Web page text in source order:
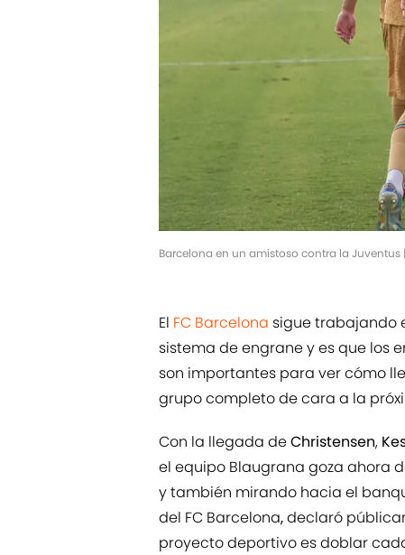
Barcelona en un amistoso contra la
El FC Barcelona sigue trabajando
sistema de engrane y es que los
son importantes para ver cómo
grupo completo de cara a la
Con la llegada deChristensen,
el equipo Blaugrana goza ahora
y también mirando hacia el
del FC Barcelona,declaró
proyecto deportivo es doblar